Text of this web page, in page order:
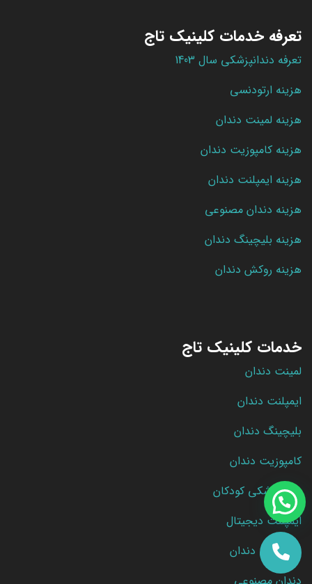
تعرفه خدمات کلینیک تاج
تعرفه دندانپزشکی سال 1403
هزینه ارتودنسی
هزینه لمینت دندان
هزینه کامپوزیت دندان
هزینه ایمپلنت دندان
هزینه دندان مصنوعی
هزینه بلیچینگ دندان
هزینه روکش دندان
خدمات کلینیک تاج
لمینت دندان
ایمپلنت دندان
بلیچینگ دندان
کامپوزیت دندان
دندانپزشکی کودکان
ایمپلنت دیجیتال
ارتودنسی دندان